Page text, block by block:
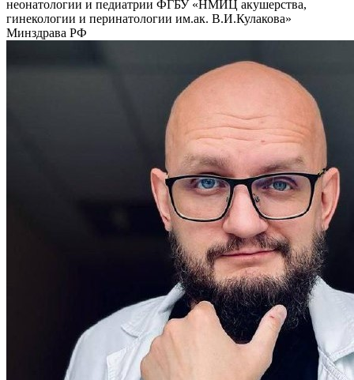
неонатологии и педиатрии ФГБУ «НМИЦ акушерства,
гинекологии и перинатологии им.ак. В.И.Кулакова»
Минздрава РФ